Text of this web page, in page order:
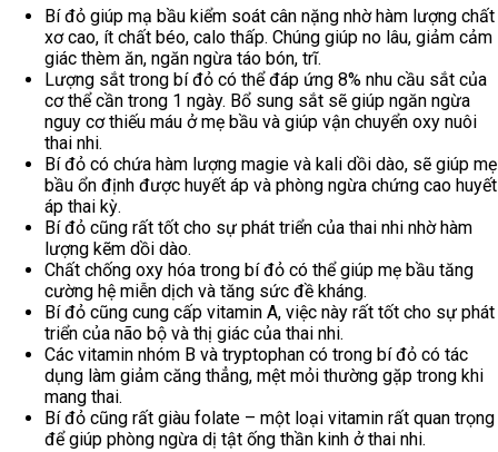
Bí đỏ giúp mạ bầu kiểm soát cân nặng nhờ hàm lượng chất
xơ cao, ít chất béo, calo thấp. Chúng giúp no lâu, giảm cảm
giác thèm ăn, ngăn ngừa táo bón, trĩ.
Lượng sắt trong bí đỏ có thể đáp ứng 8% nhu cầu sắt của
cơ thể cần trong 1 ngày. Bổ sung sắt sẽ giúp ngăn ngừa
nguy cơ thiếu máu ở mẹ bầu và giúp vận chuyển oxy nuôi
thai nhi.
Bí đỏ có chứa hàm lượng magie và kali dồi dào, sẽ giúp mẹ
bầu ổn định được huyết áp và phòng ngừa chứng cao huyết
áp thai kỳ.
Bí đỏ cũng rất tốt cho sự phát triển của thai nhi nhờ hàm
lượng kẽm dồi dào.
Chất chống oxy hóa trong bí đỏ có thể giúp mẹ bầu tăng
cường hệ miễn dịch và tăng sức đề kháng.
Bí đỏ cũng cung cấp vitamin A, việc này rất tốt cho sự phát
triển của não bộ và thị giác của thai nhi.
Các vitamin nhóm B và tryptophan có trong bí đỏ có tác
dụng làm giảm căng thẳng, mệt mỏi thường gặp trong khi
mang thai.
Bí đỏ cũng rất giàu folate – một loại vitamin rất quan trọng
để giúp phòng ngừa dị tật ống thần kinh ở thai nhi.